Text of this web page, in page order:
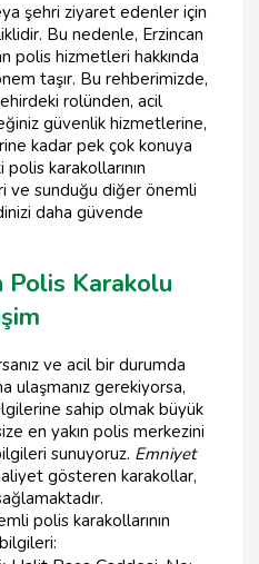
şehri ziyaret edenler için
Bu nedenle, Erzincan
polis hizmetleri hakkında
taşır. Bu rehberimizde,
rolünden, acil
güvenlik hizmetlerine,
kadar pek çok konuya
karakollarının
ve sunduğu diğer önemli
daha güvende
Polis Karakolu
ve acil bir durumda
ulaşmanız gerekiyorsa,
sahip olmak büyük
en yakın polis merkezini
sunuyoruz. Emniyet
gösteren karakollar,
polis karakollarının